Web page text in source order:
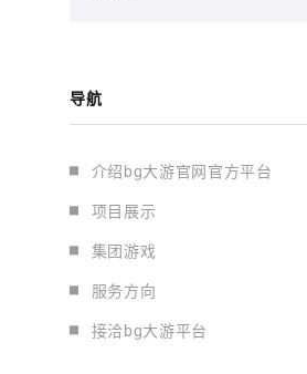
导航
介绍bg大游官网官方平台
项目展示
集团游戏
服务方向
接洽bg大游平台